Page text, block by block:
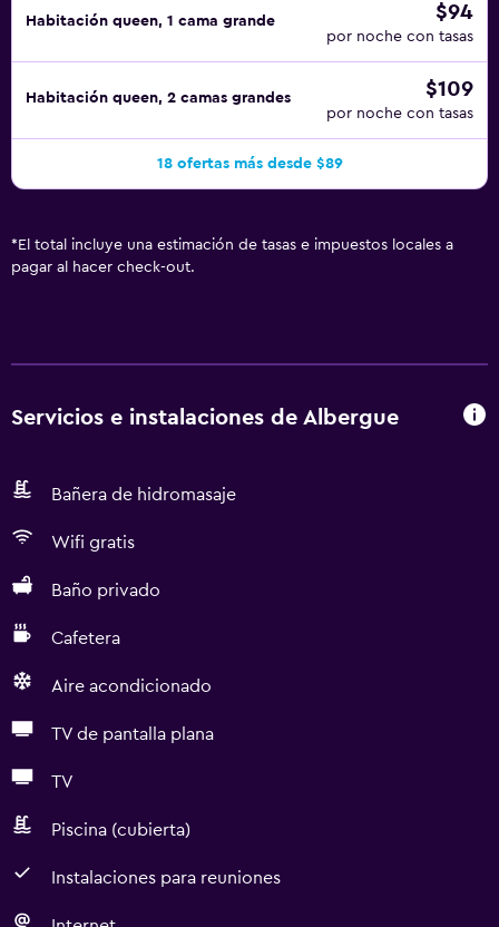
Habitación queen, 1 cama grande $94
por noche con tasas
Habitación queen, 2 camas grandes $109
por noche con tasas
18 ofertas más desde $89
* El total incluye una estimación de tasas e impuestos locales a
pagar al hacer check-out.
Servicios e instalaciones de Albergue
Bañera de hidromasaje
Wifi gratis
Baño privado
Cafetera
Aire acondicionado
TV de pantalla plana
TV
Piscina (cubierta)
Instalaciones para reuniones